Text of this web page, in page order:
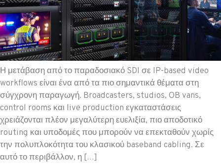
Η μετάβαση από το παραδοσιακό SDI σε IP-based video
workflows είναι ένα από τα πιο σημαντικά θέματα στη
σύγχρονη παραγωγή. Broadcasters, studios, OB vans,
control rooms και live production εγκαταστάσεις
χρειάζονται πλέον μεγαλύτερη ευελιξία, πιο αποδοτικό
routing και υποδομές που μπορούν να επεκταθούν χωρίς
την πολυπλοκότητα του κλασικού baseband cabling. Σε
αυτό το περιβάλλον, η […]